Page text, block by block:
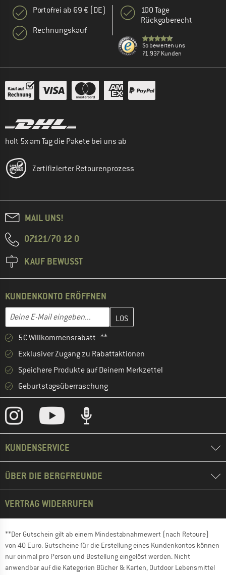
Portofrei ab 69 € (DE)
Rechnungskauf
100 Tage
Rückgaberecht
So bewerten uns
71.937 Kunden
holt 5x am Tag die Pakete bei uns ab
Zertifizierter Retourenprozess
MAIL UNS!
07121/70 12 0
KAUF BEWUSST
KUNDENKONTO ERÖFFNEN
E-Mail-Adresse
Gib hier deine E-Mail-Adresse ein und erstelle im nächsten
5€ Willkommensrabatt **
Exklusiver Zugang zu Rabattaktionen
Speichere Produkte auf Deinem Merkzettel
Geburtstagsüberraschung
KUNDENSERVICE
ÜBER DIE BERGFREUNDE
VERTRAG WIDERRUFEN
**Der Gutschein gilt ab einem Mindestabnahmewert (nach Retoure)
von 40 Euro. Gutscheine für die Erstellung eines Kundenkontos können
nur einmal pro Person und Bestellung eingelöst werden. Nicht
anwendbar auf die Kategorien Bücher & Karten, Outdoor Lebensmittel